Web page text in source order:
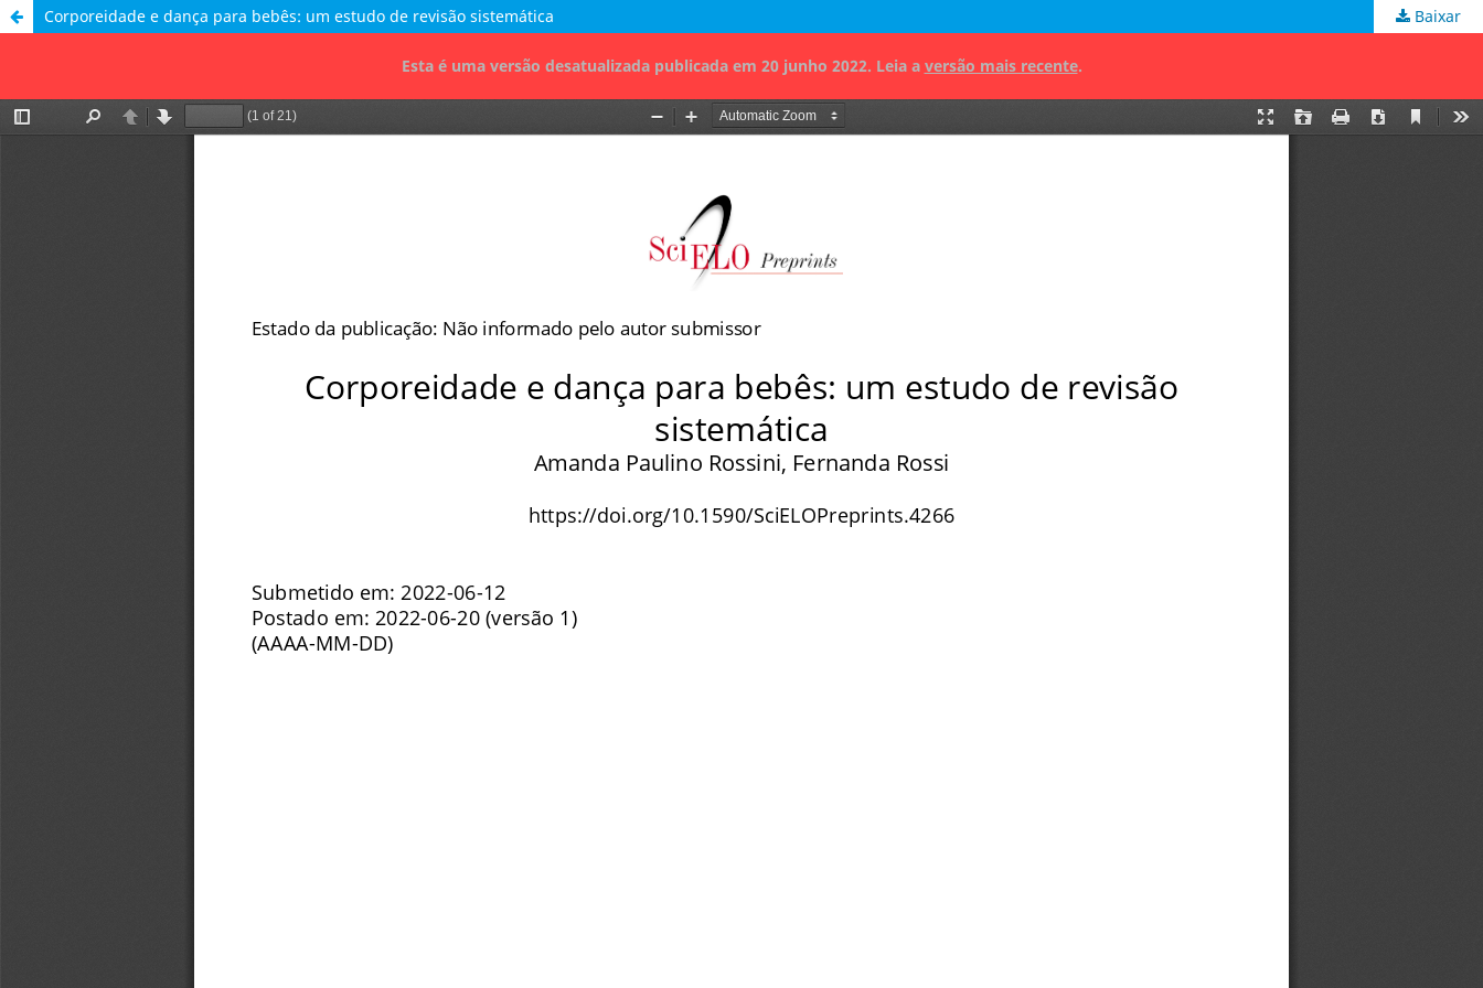
Corporeidade e dança para bebês: um estudo de revisão sistemática Baixar
Esta é uma versão desatualizada publicada em 20 junho 2022. Leia a versão mais recente.